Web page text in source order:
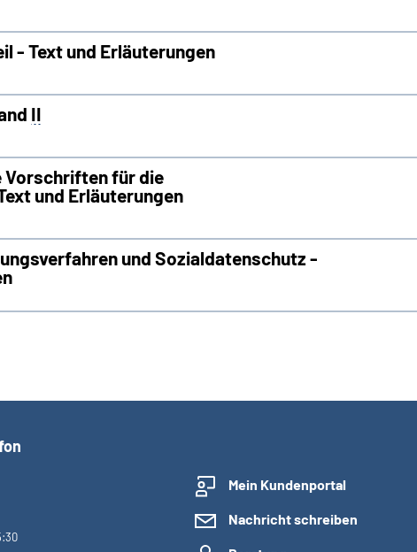
- Text und Erläuterungen
II
Vorschriften für die
und Erläuterungen
und Sozialdatenschutz -
Mein Kundenportal
Nachricht schreiben